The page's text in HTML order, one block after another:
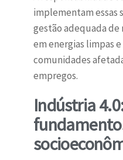
implementam essas
gestão adequada
em energias limpas
comunidades
empregos.
Indústria